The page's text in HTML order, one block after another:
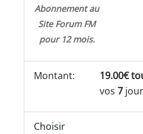
Abonnement au
Site Forum FM
pour 12 mois.
19.00€
vos7
Choisir